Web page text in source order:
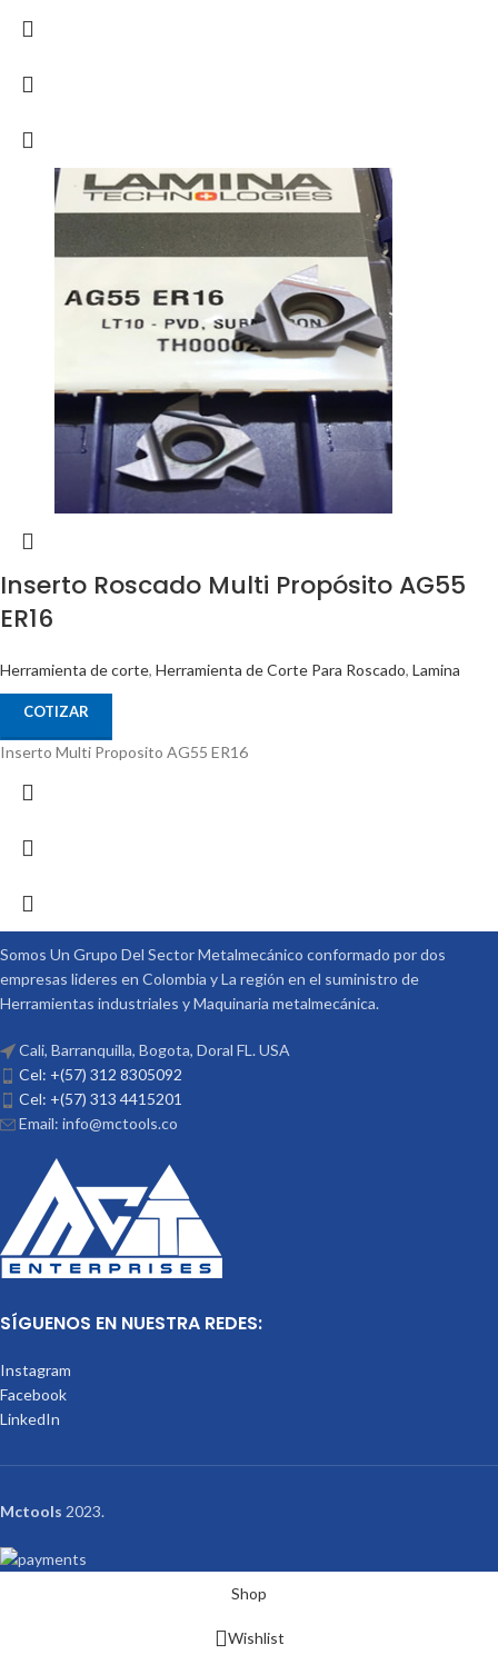
Inserto Roscado Multi Propósito AG55
ER16
Herramienta de corte, Herramienta de Corte Para Roscado, Lamina
COTIZAR
Inserto Multi Proposito AG55 ER16
Somos Un Grupo Del Sector Metalmecánico conformado por dos
empresas lideres en Colombia y La región en el suministro de
Herramientas industriales y Maquinaria metalmecánica.
Cali, Barranquilla, Bogota, Doral FL. USA
Cel: +(57) 312 8305092
Cel: +(57) 313 4415201
Email: info@mctools.co
SÍGUENOS EN NUESTRA REDES:
Instagram
Facebook
LinkedIn
Mctools 2023.
Shop
Wishlist